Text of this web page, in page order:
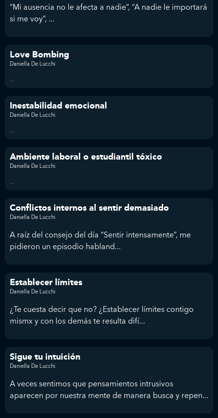
“Mi ausencia no le afecta a nadie”, “A nadie le importará
si me voy”, ...
Love Bombing
Daniella De Lucchi
...
Inestabilidad emocional
Daniella De Lucchi
...
Ambiente laboral o estudiantil tóxico
Daniella De Lucchi
...
Conflictos internos al sentir demasiado
Daniella De Lucchi
A raíz del consejo del día “Sentir intensamente”, me
pidieron un episodio habland...
Establecer límites
Daniella De Lucchi
¿Te cuesta decir que no? ¿Establecer límites contigo
mismx y con los demás te resulta difí...
Sigue tu intuición
Daniella De Lucchi
A veces sentimos que pensamientos intrusivos
aparecen por nuestra mente de manera busca y repen...